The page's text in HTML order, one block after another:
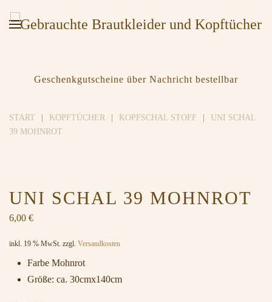
Geschenkgutscheine über Nachricht bestellbar
START KOPFTÜCHER KOPFSCHAL STOFF
UNI SCHAL
39 MOHNROT
UNI SCHAL 39 MOHNROT
6,00 €
inkl. 19 % MwSt. zzgl. Versandkosten
Farbe Mohnrot
Größe: ca. 30cmx140cm